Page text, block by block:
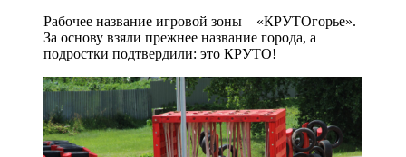
Рабочее название игровой зоны – «КРУТОгорье».
За основу взяли прежнее название города, а
подростки подтвердили: это КРУТО!